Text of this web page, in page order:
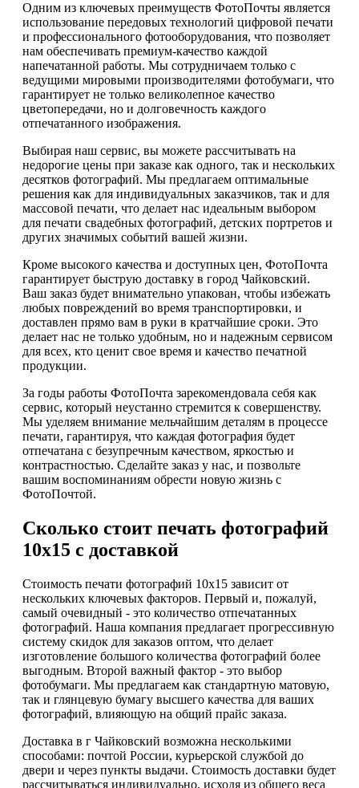
Одним из ключевых преимуществ ФотоПочты является
использование передовых технологий цифровой печати
и профессионального фотооборудования, что позволяет
нам обеспечивать премиум-качество каждой
напечатанной работы. Мы сотрудничаем только с
ведущими мировыми производителями фотобумаги, что
гарантирует не только великолепное качество
цветопередачи, но и долговечность каждого
отпечатанного изображения.
Выбирая наш сервис, вы можете рассчитывать на
недорогие цены при заказе как одного, так и нескольких
десятков фотографий. Мы предлагаем оптимальные
решения как для индивидуальных заказчиков, так и для
массовой печати, что делает нас идеальным выбором
для печати свадебных фотографий, детских портретов и
других значимых событий вашей жизни.
Кроме высокого качества и доступных цен, ФотоПочта
гарантирует быструю доставку в город Чайковский.
Ваш заказ будет внимательно упакован, чтобы избежать
любых повреждений во время транспортировки, и
доставлен прямо вам в руки в кратчайшие сроки. Это
делает нас не только удобным, но и надежным сервисом
для всех, кто ценит свое время и качество печатной
продукции.
За годы работы ФотоПочта зарекомендовала себя как
сервис, который неустанно стремится к совершенству.
Мы уделяем внимание мельчайшим деталям в процессе
печати, гарантируя, что каждая фотография будет
отпечатана с безупречным качеством, яркостью и
контрастностью. Сделайте заказ у нас, и позвольте
вашим воспоминаниям обрести новую жизнь с
ФотоПочтой.
Сколько стоит печать фотографий
10х15 с доставкой
Стоимость печати фотографий 10х15 зависит от
нескольких ключевых факторов. Первый и, пожалуй,
самый очевидный - это количество отпечатанных
фотографий. Наша компания предлагает прогрессивную
систему скидок для заказов оптом, что делает
изготовление большого количества фотографий более
выгодным. Второй важный фактор - это выбор
фотобумаги. Мы предлагаем как стандартную матовую,
так и глянцевую бумагу высшего качества для ваших
фотографий, влияющую на общий прайс заказа.
Доставка в г Чайковский возможна несколькими
способами: почтой России, курьерской службой до
двери и через пункты выдачи. Стоимость доставки будет
рассчитываться индивидуально, исходя из общего веса